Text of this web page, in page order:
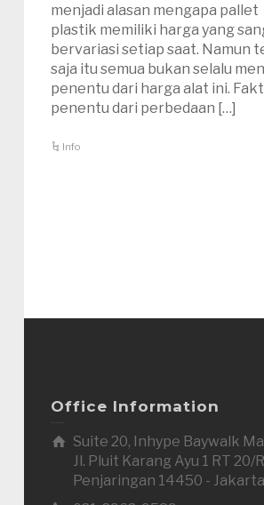
menjadi alasan mengapa pallet
plastik memiliki harga yang
bervariasi setiap saat. Namun
saja itu semua bukan selalu
penentu dari harga alat ini.
penentu dari perbedaan […]
Info
Office Information
Suite 20, Inhype Baywalk
Jl. Pluit Karang Ayu 1 RT 20/
Penjaringan 14450 -